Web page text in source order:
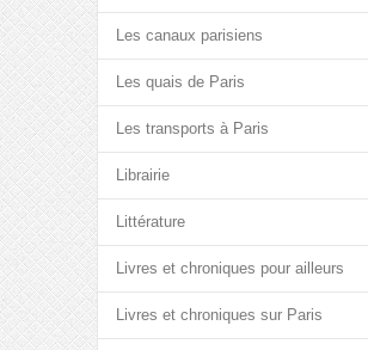
Les canaux parisiens
Les quais de Paris
Les transports à Paris
Librairie
Littérature
Livres et chroniques pour ailleurs
Livres et chroniques sur Paris